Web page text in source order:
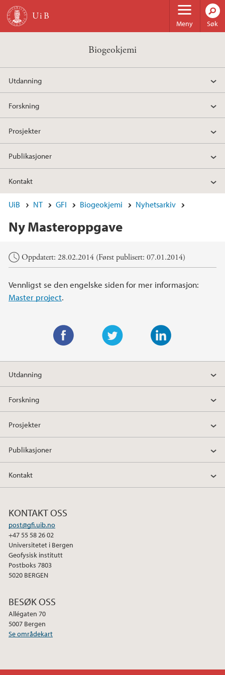
Hopp til hovedinnhold
Meny Søk
Biogeokjemi
Utdanning
Forskning
Prosjekter
Publikasjoner
Kontakt
UiB NT GFI Biogeokjemi Nyhetsarkiv
Ny Masteroppgave
Hovedinnhold
Oppdatert: 28.02.2014 (Først publisert: 07.01.2014)
Vennligst se den engelske siden for mer informasjon:
Master project.
w
t
e
i
k
d
n
a
e
o
k
Utdanning
Forskning
Prosjekter
Publikasjoner
Kontakt
KONTAKT OSS
post@gfi.uib.no
+47 55 58 26 02
Universitetet i Bergen
Geofysisk institutt
Postboks 7803
5020 BERGEN
BESØK OSS
Allégaten 70
5007 Bergen
Se områdekart